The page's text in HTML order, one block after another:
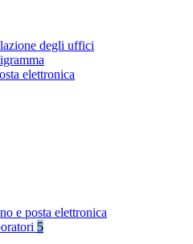
degli uffici
elettronica
e posta elettronica
5